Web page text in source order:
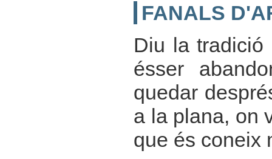
FANALS
Diu la tradició
ésser
quedar
a la plana, on
que és coneix